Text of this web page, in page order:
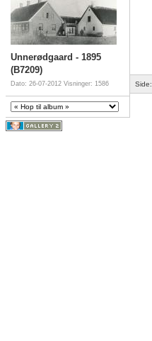
Unnerødgaard - 1895
(B7209)
Dato: 26-07-2012 Visninger: 1586 Side: